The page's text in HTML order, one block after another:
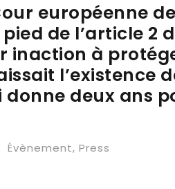
européenne
de l’article 2
inaction à
l’existence
deux ans
Évènement, Press